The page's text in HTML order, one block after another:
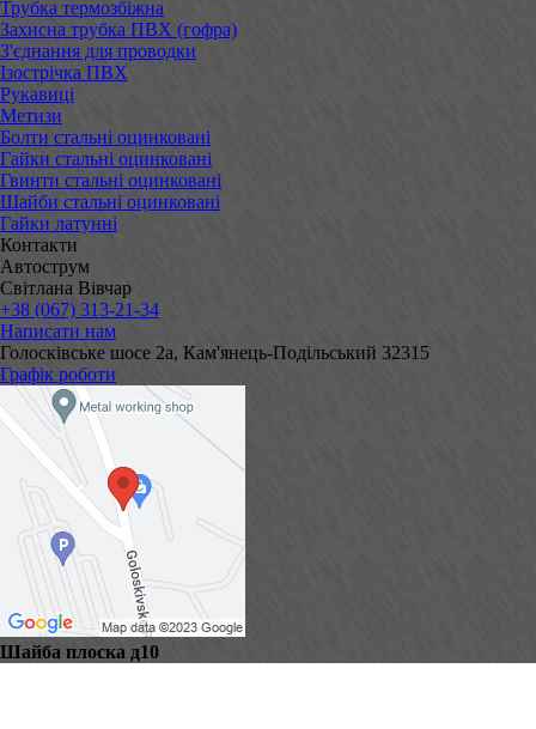
Трубка термозбіжна
Захисна трубка ПВХ (гофра)
З'єднання для проводки
Ізострічка ПВХ
Рукавиці
Метизи
Болти стальні оцинковані
Гайки стальні оцинковані
Гвинти стальні оцинковані
Шайби стальні оцинковані
Гайки латунні
Контакти
Автострум
Світлана Вівчар
+38 (067) 313-21-34
Написати нам
Голосківське шосе 2а, Кам'янець-Подільський 32315
Графік роботи
Шайба плоска д10